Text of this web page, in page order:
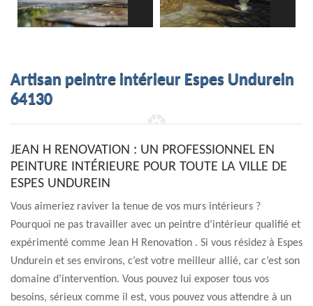
Artisan peintre intérieur Espes Undurein
64130
JEAN H RENOVATION : UN PROFESSIONNEL EN
PEINTURE INTÉRIEURE POUR TOUTE LA VILLE DE
ESPES UNDUREIN
Vous aimeriez raviver la tenue de vos murs intérieurs ?
Pourquoi ne pas travailler avec un peintre d’intérieur qualifié et
expérimenté comme Jean H Renovation . Si vous résidez à Espes
Undurein et ses environs, c’est votre meilleur allié, car c’est son
domaine d’intervention. Vous pouvez lui exposer tous vos
besoins, sérieux comme il est, vous pouvez vous attendre à un